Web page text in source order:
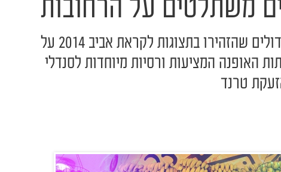
משתלטים על הרחובות
זה התחיל במעצבים הגדולים שהזהירו בתצוגות לקראת אביב 2014 על
האופנה המציעות ורסיות מיוחדות לסנדלי
טרנד